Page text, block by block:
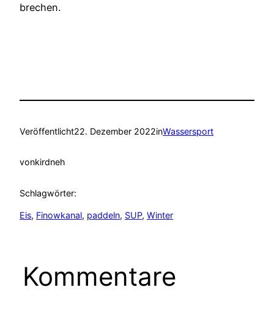
brechen.
Veröffentlicht22. Dezember 2022inWassersport
vonkirdneh
Schlagwörter:
Eis, Finowkanal, paddeln, SUP, Winter
Kommentare